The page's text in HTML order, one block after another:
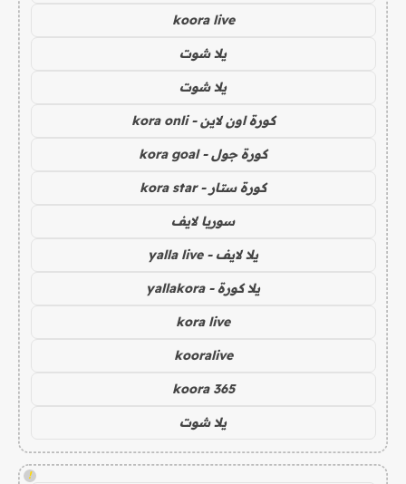
koora live
يلا شوت
يلا شوت
كورة اون لاين - kora onli
كورة جول - kora goal
كورة ستار - kora star
سوريا لايف
يلا لايف - yalla live
يلا كورة - yallakora
kora live
kooralive
koora 365
يلا شوت
!